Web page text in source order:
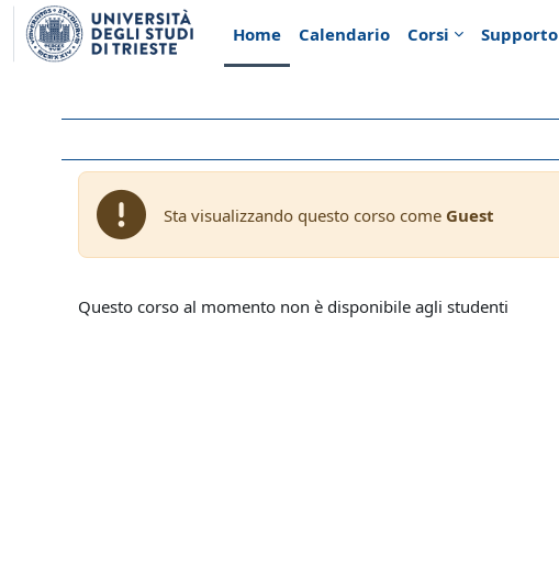
Vai al contenuto principale
Home
Calendario Corsi Supporto
Sta visualizzando questo corso come Guest
Questo corso al momento non è disponibile agli studenti